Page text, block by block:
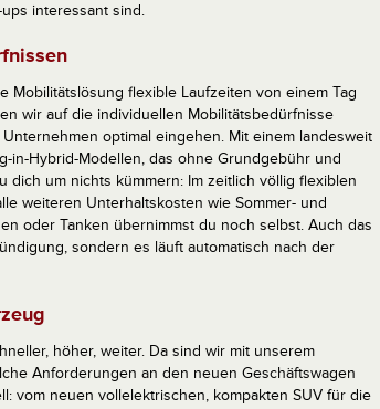
interessant sind.
Mobilitätslösung flexible Laufzeiten von einem Tag
wir auf die individuellen Mobilitätsbedürfnisse
optimal eingehen. Mit einem landesweit
in-Hybrid-Modellen, das ohne Grundgebühr und
dich um nichts kümmern: Im zeitlich völlig flexiblen
weiteren Unterhaltskosten wie Sommer- und
oder Tanken übernimmst du noch selbst. Auch das
sondern es läuft automatisch nach der
höher, weiter. Da sind wir mit unserem
Anforderungen an den neuen Geschäftswagen
vom neuen vollelektrischen, kompakten SUV für die